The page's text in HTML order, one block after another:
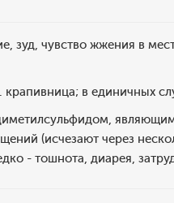
чувство жжения в
в единичных
(исчезают через
- тошнота, диарея,